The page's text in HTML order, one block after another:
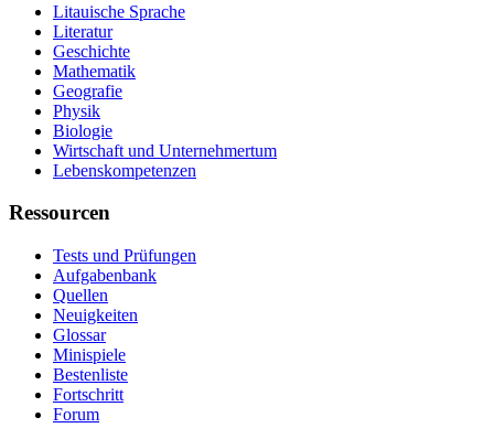
Litauische Sprache
Literatur
Geschichte
Mathematik
Geografie
Physik
Biologie
Wirtschaft und Unternehmertum
Lebenskompetenzen
Ressourcen
Tests und Prüfungen
Aufgabenbank
Quellen
Neuigkeiten
Glossar
Minispiele
Bestenliste
Fortschritt
Forum